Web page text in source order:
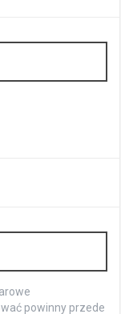
powinny przede